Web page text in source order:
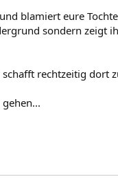
blamiert eure
sondern zeigt
rechtzeitig dort